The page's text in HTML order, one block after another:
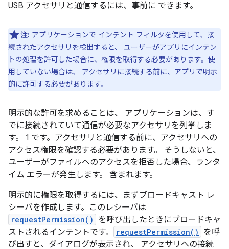
USB アクセサリと通信するには、事前に できます。
注: アプリケーションで インテント フィルタを使用して、接
続されたアクセサリを検出すると、 ユーザーがアプリにインテン
トの処理を許可した場合に、権限を取得する必要があります。使
用していない場合は、 アクセサリに接続する前に、アプリで明示
的に許可する必要があります。
明示的な許可を求めることは、 アプリケーションは、す
でに接続されていて通信が必要なアクセサリを列挙しま
す。 1 です。アクセサリと通信する前に、アクセサリへの
アクセス権限を確認する必要があります。 そうしないと、
ユーザーがファイルへのアクセスを拒否した場合、ランタ
イム エラーが発生します。 含まれます。
明示的に権限を取得するには、まずブロードキャスト レ
シーバを作成します。このレシーバは
requestPermission()
を呼び出したときにブロードキャ
ストされるインテントです。
requestPermission()
を呼
び出すと、ダイアログが表示され、 アクセサリへの接続